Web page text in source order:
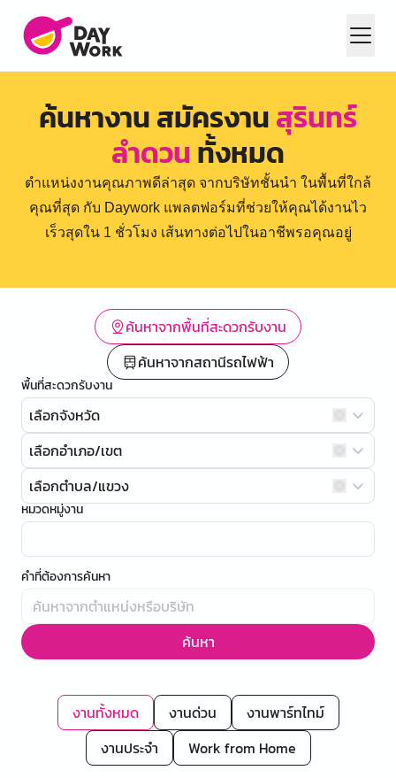
ค้นหางาน สมัครงานสุรินทร์
ลำดวนทั้งหมด
ตำแหน่งงานคุณภาพดีล่าสุด จากบริษัทชั้นนำ ในพื้นที่ใกล้
คุณที่สุด กับ Daywork แพลตฟอร์มที่ช่วยให้คุณได้งานไว
เร็วสุดใน 1 ชั่วโมง เส้นทางต่อไปในอาชีพรอคุณอยู่
ค้นหาจากพื้นที่สะดวกรับงาน
ค้นหาจากสถานีรถไฟฟ้า
พื้นที่สะดวกรับงาน
เลือกจังหวัด
เลือกอำเภอ/เขต
เลือกตำบล/แขวง
หมวดหมู่งาน
คำที่ต้องการค้นหา
ค้นหา
งานทั้งหมด งานด่วน
งานพาร์ทไทม์
งานประจำ
Work from Home